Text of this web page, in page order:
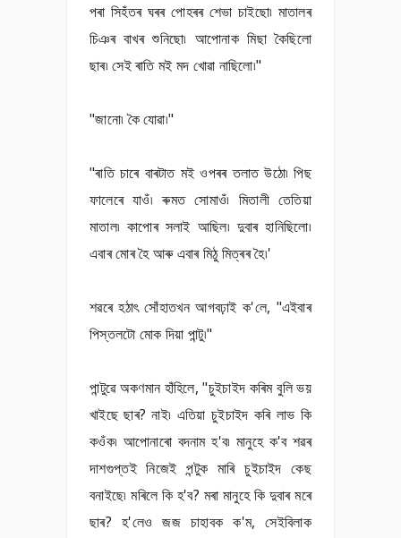
পৰা সিহঁতৰ ঘৰৰ পোহৰৰ শেভা চাইছো৷ মাতালৰ
চিঞৰ বাখৰ শুনিছো৷ আপোনাক মিছা কৈছিলো
ছাৰ৷ সেই ৰাতি মই মদ খোৱা নাছিলো৷"
"জানো৷ কৈ যোৱা৷"
"ৰাতি চাৰে বাৰটাত মই ওপৰৰ তলাত উঠো৷ পিছ
ফালেৰে যাওঁ৷ ৰুমত সোমাওঁ৷ মিতালী তেতিয়া
মাতাল৷ কাপোৰ সলাই আছিল৷ দুবাৰ হানিছিলো৷
এবাৰ মোৰ হৈ আৰু এবাৰ মিঠু মিত্ৰৰ হৈ৷'
শৱৰে হঠাৎ সোঁহাতখন আগবঢ়াই ক'লে, "এইবাৰ
পিস্তলটো মোক দিয়া পান্টু৷"
পান্টুৱে অকণমান হাঁহিলে, "চুইচাইদ কৰিম বুলি ভয়
খাইছে ছাৰ? নাই৷ এতিয়া চুইচাইদ কৰি লাভ কি
কওঁক৷ আপোনাৰো বদনাম হ'ব৷ মানুহে ক'ব শৱৰ
দাশগুপ্তই নিজেই পন্টুক মাৰি চুইচাইদ কেছ
বনাইছে৷ মৰিলে কি হ'ব? মৰা মানুহে কি দুবাৰ মৰে
ছাৰ? হ'লেও জজ চাহাবক ক'ম, সেইবিলাক